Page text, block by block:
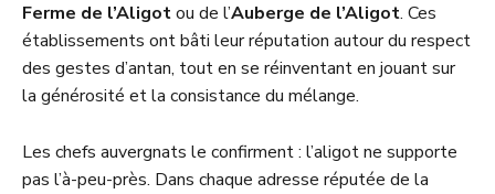
Ferme de l’Aligotou de l’Auberge de l’Aligot. Ces
établissements ont bâti leur réputation autour du respect
des gestes d’antan, tout en se réinventant en jouant sur
la générosité et la consistance du mélange.
Les chefs auvergnats le confirment : l’aligot ne supporte
pas l’à-peu-près. Dans chaque adresse réputée de la